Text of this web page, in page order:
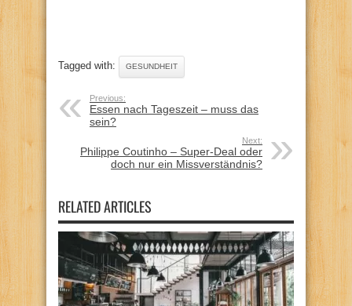
Tagged with: GESUNDHEIT
Previous:
Essen nach Tageszeit – muss das
sein?
Next:
Philippe Coutinho – Super-Deal oder
doch nur ein Missverständnis?
RELATED ARTICLES